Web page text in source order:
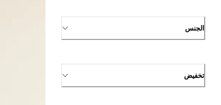
الجنس
تخفيض